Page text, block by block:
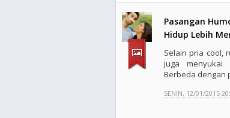
Pasangan
Hidup Lebih
Selain pria cool,
juga menyukai
Berbeda dengan
SENIN, 12/01/2015